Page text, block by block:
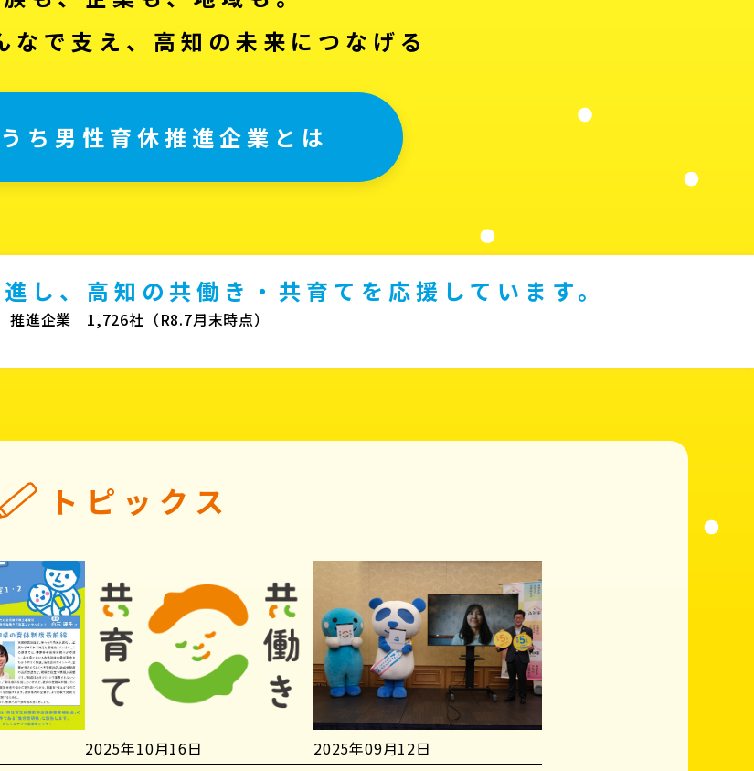
なで支え、高知の未来につなげる
ち男性育休推進企業とは
し、高知の共働き・共育てを応援しています。
推進企業 1,726社（R8.7月末時点）
トピックス
2025年10月16日
2025年09月12日